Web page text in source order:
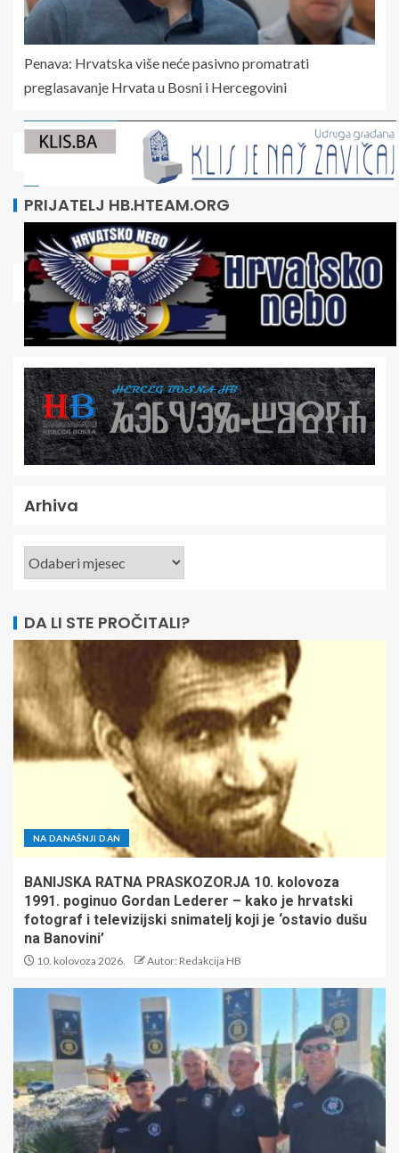
Penava: Hrvatska više neće pasivno promatrati
preglasavanje Hrvata u Bosni i Hercegovini
PRIJATELJ HB.HTEAM.ORG
Arhiva
DA LI STE PROČITALI?
NA DANAŠNJI DAN
BANIJSKA RATNA PRASKOZORJA 10. kolovoza
1991. poginuo Gordan Lederer – kako je hrvatski
fotograf i televizijski snimatelj koji je ‘ostavio dušu
na Banovini’
10. kolovoza 2026. Autor: Redakcija HB